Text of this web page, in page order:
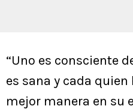
“Uno es consciente
es sana y cada
mejor manera en su